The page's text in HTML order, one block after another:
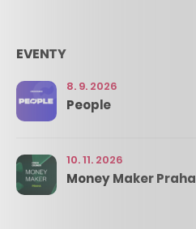
EVENTY
8. 9. 2026
People
10. 11. 2026
Money Maker Praha